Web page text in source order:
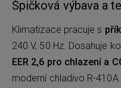
Špičková výbava a
Klimatizace pracuje s
240 V, 50 Hz. Dosahuje
EER 2,6 pro chlazení a
moderní chladivo R-